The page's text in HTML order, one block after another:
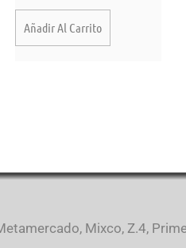
Añadir Al Carrito
Mixco, Z.4,